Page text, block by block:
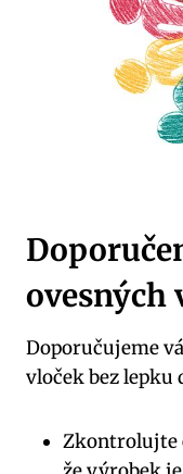
ovesných
Doporučujeme
vloček bez
Zkontrolujte